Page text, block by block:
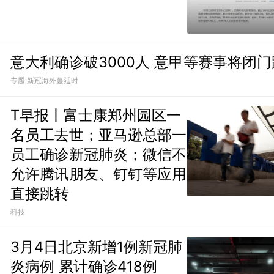
意大利确诊破3000人 意甲等赛事将闭
专题·新冠海外蔓延时
T早报丨富士康郑州园区一
名员工去世；亚马逊总部一
员工确诊新冠肺炎；微信不
允许腾讯朋友、钉钉等应用
直接跳转
科技
3月4日北京新增1例新冠肺
炎病例 累计确诊418例